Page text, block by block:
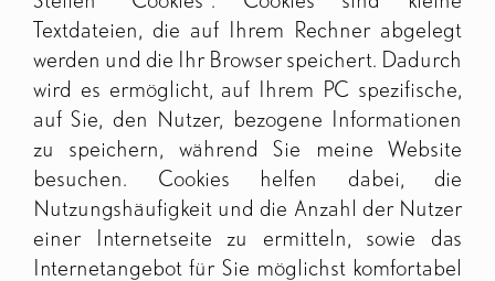
Textdateien, die auf Ihrem Rechner abgelegt
werden und die Ihr Browser speichert. Dadurch
wird es ermöglicht, auf Ihrem PC spezifische,
auf Sie, den Nutzer, bezogene Informationen
zu speichern, während Sie meine Website
besuchen. Cookies helfen dabei, die
Nutzungshäufigkeit und die Anzahl der Nutzer
einer Internetseite zu ermitteln, sowie das
Internetangebot für Sie möglichst komfortabel